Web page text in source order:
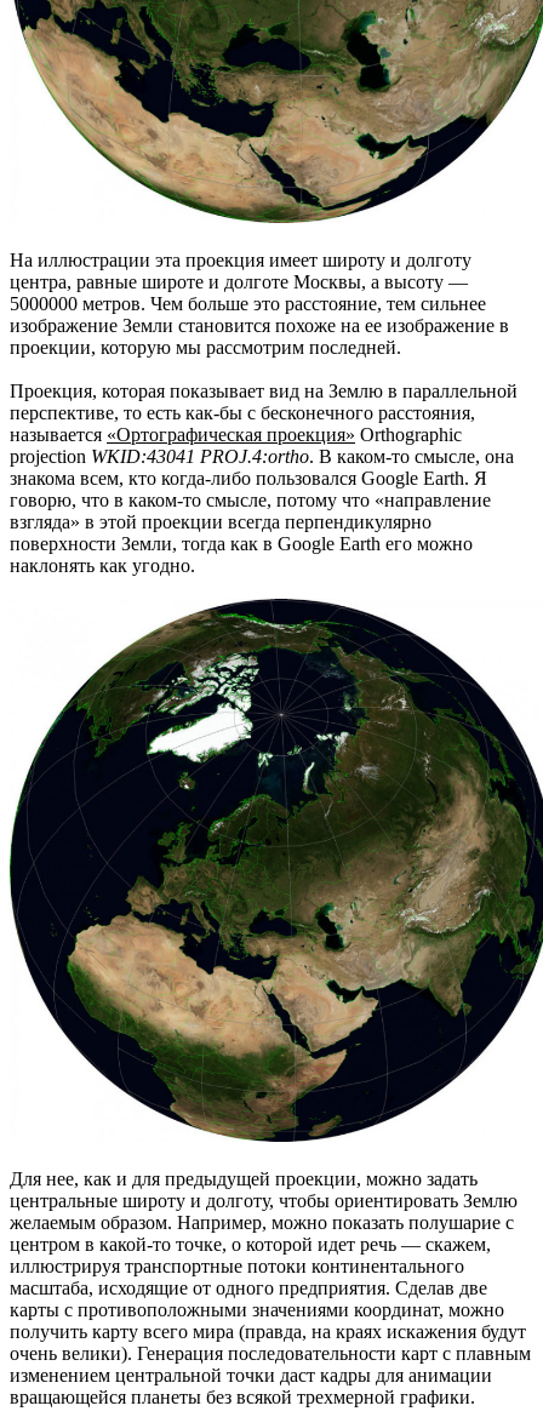
На иллюстрации эта проекция имеет широту и долготу
центра, равные широте и долготе Москвы, а высоту —
5000000 метров. Чем больше это расстояние, тем сильнее
изображение Земли становится похоже на ее изображение в
проекции, которую мы рассмотрим последней.
Проекция, которая показывает вид на Землю в параллельной
перспективе, то есть как-бы с бесконечного расстояния,
называется «Ортографическая проекция» Orthographic
projection WKID:43041 PROJ.4:ortho. В каком-то смысле, она
знакома всем, кто когда-либо пользовался Google Earth. Я
говорю, что в каком-то смысле, потому что «направление
взгляда» в этой проекции всегда перпендикулярно
поверхности Земли, тогда как в Google Earth его можно
наклонять как угодно.
Для нее, как и для предыдущей проекции, можно задать
центральные широту и долготу, чтобы ориентировать Землю
желаемым образом. Например, можно показать полушарие с
центром в какой-то точке, о которой идет речь — скажем,
иллюстрируя транспортные потоки континентального
масштаба, исходящие от одного предприятия. Сделав две
карты с противоположными значениями координат, можно
получить карту всего мира (правда, на краях искажения будут
очень велики). Генерация последовательности карт с плавным
изменением центральной точки даст кадры для анимации
вращающейся планеты без всякой трехмерной графики.